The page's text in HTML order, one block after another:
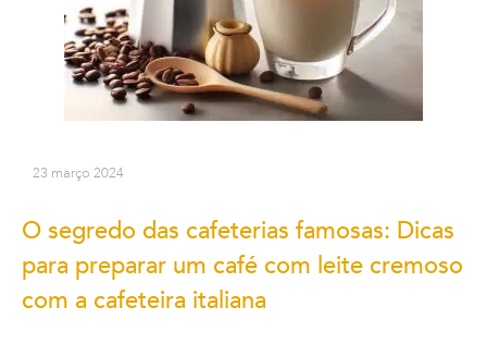
23 março 2024
O segredo das cafeterias famosas: Dicas
para preparar um café com leite cremoso
com a cafeteira italiana